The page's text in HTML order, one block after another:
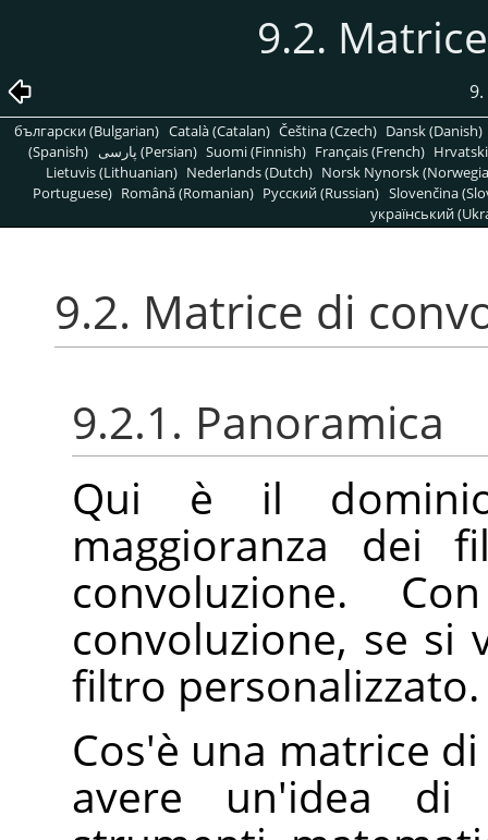
9.2.
български (Bulgarian) Català (Catalan) Čeština (Czech) Dansk (Danish)
(Spanish)
پارسی (Persian) Suomi (Finnish) Français (French)
Lietuvis (Lithuanian) Nederlands (Dutch) Norsk Nynorsk
Portuguese) Română (Romanian) Pусский (Russian) Slovenčina
український
9.2. Matrice di
9.2.1. Panoramica
Qui è il
maggioranza dei
convoluzione.
convoluzione, se si
filtro personalizzato.
Cos'è una matrice
avere un'idea di